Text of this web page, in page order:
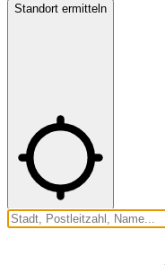
Standort ermitteln